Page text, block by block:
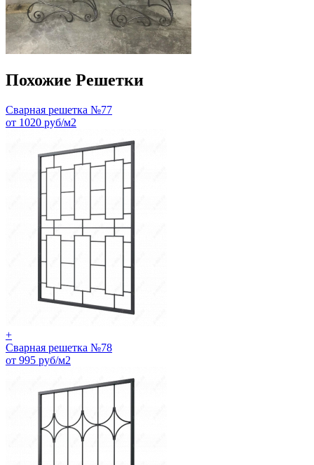
Похожие Решетки
Сварная решетка №77
от 1020 руб/м2
+
Сварная решетка №78
от 995 руб/м2